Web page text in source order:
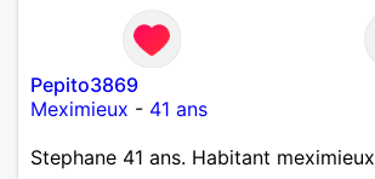
Pepito3869
Meximieux - 41 ans
Stephane 41 ans. Habitant meximieux